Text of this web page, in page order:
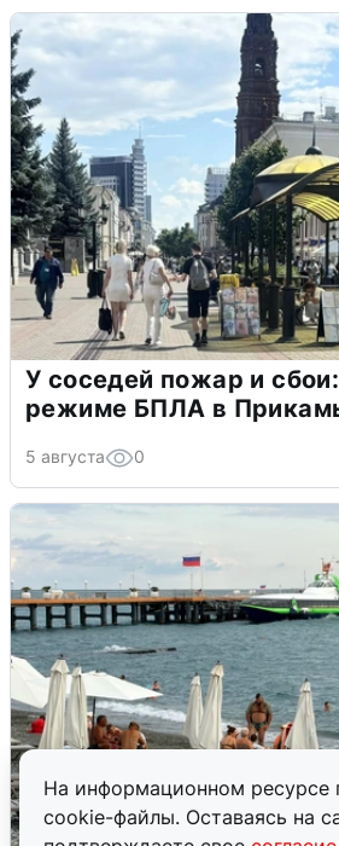
На информационном ресурсе
cookie-файлы. Оставаясь на
У соседей пожар и
режиме БПЛА в
5 августа 0